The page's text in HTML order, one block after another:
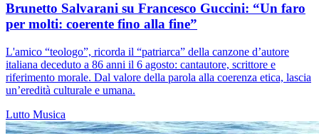
Brunetto Salvarani su Francesco Guccini: “Un faro
per molti: coerente fino alla fine”
L'amico “teologo”, ricorda il “patriarca” della canzone d’autore
italiana deceduto a 86 anni il 6 agosto: cantautore, scrittore e
riferimento morale. Dal valore della parola alla coerenza etica, lascia
un’eredità culturale e umana.
Lutto Musica